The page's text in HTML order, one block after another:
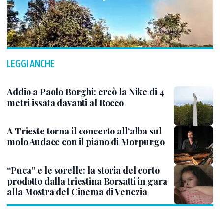
LEGGI ANCHE
Addio a Paolo Borghi: creò la Nike di 4
metri issata davanti al Rocco
A Trieste torna il concerto all’alba sul
molo Audace con il piano di Morpurgo
“Puca” e le sorelle: la storia del corto
prodotto dalla triestina Borsatti in gara
alla Mostra del Cinema di Venezia